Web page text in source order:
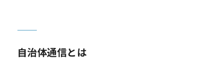
自治体通信とは